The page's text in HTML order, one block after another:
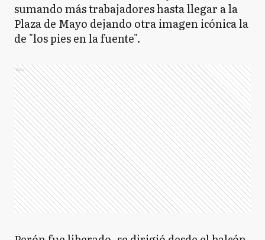
sumando más trabajadores hasta llegar a la
Plaza de Mayo dejando otra imagen icónica la
de "los pies en la fuente".
Ads